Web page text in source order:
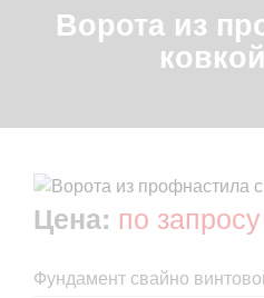
Ворота из
Цена: по запросу
Фундамент свайно